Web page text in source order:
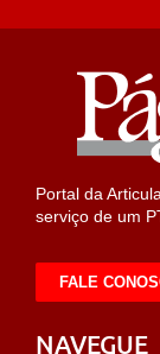
Portal da
serviço de um
FALE
NAVEGUE